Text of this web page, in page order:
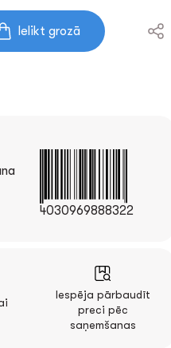
Ielikt grozā
4030969888322
Iespēja pārbaudīt
preci pēc
saņemšanas